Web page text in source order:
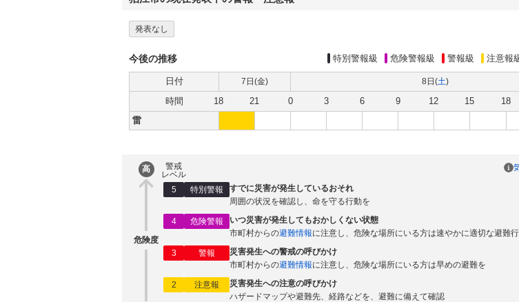
発表なし
今後の推移 特別警報級 危険警報級 警報級 注意報
日付 7日(金) 8日(土)
時間 18 21 0 3 6 9 12 15 18
雷
高
危険度
警戒
レベル
5
特別警報
すでに災害が発生しているおそれ
周囲の状況を確認し、命を守る行動を
4 危険警報
いつ災害が発生してもおかしくない状態
市町村からの避難情報に注意し、危険な場所にいる方は速やかに適切な避難
3 警報
災害発生への警戒の呼びかけ
市町村からの避難情報に注意し、危険な場所にいる方は早めの避難を
2 注意報
災害発生への注意の呼びかけ
ハザードマップや避難先、経路などを、避難に備えて確認